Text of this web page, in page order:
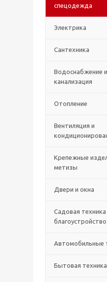
спецодежда
Электрика
Сантехника
Водоснабжение и
канализация
Отопление
Вентиляция и
Крепежные
метизы
Двери и окна
Садовая техника
благоустройство
Автомобильные
Бытовая техника